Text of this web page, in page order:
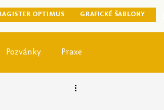
OPTIMUS GRAFICKÉ ŠABLONY
Pozvánky Praxe